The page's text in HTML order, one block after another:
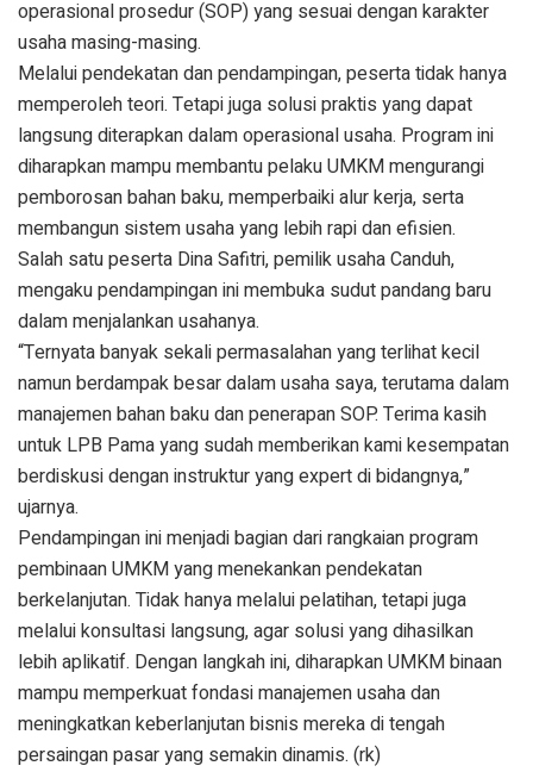
operasional prosedur (SOP) yang sesuai dengan karakter
usaha masing-masing.
Melalui pendekatan dan pendampingan, peserta tidak hanya
memperoleh teori. Tetapi juga solusi praktis yang dapat
langsung diterapkan dalam operasional usaha. Program ini
diharapkan mampu membantu pelaku UMKM mengurangi
pemborosan bahan baku, memperbaiki alur kerja, serta
membangun sistem usaha yang lebih rapi dan efisien.
Salah satu peserta Dina Safitri, pemilik usaha Canduh,
mengaku pendampingan ini membuka sudut pandang baru
dalam menjalankan usahanya.
“Ternyata banyak sekali permasalahan yang terlihat kecil
namun berdampak besar dalam usaha saya, terutama dalam
manajemen bahan baku dan penerapan SOP. Terima kasih
untuk LPB Pama yang sudah memberikan kami kesempatan
berdiskusi dengan instruktur yang expert di bidangnya,”
ujarnya.
Pendampingan ini menjadi bagian dari rangkaian program
pembinaan UMKM yang menekankan pendekatan
berkelanjutan. Tidak hanya melalui pelatihan, tetapi juga
melalui konsultasi langsung, agar solusi yang dihasilkan
lebih aplikatif. Dengan langkah ini, diharapkan UMKM binaan
mampu memperkuat fondasi manajemen usaha dan
meningkatkan keberlanjutan bisnis mereka di tengah
persaingan pasar yang semakin dinamis. (rk)